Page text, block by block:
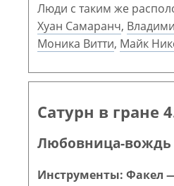
Люди с таким же
Хуан Самаранч,
Моника Витти, Майк
Сатурн в гране
Любовница-вождь
Инструменты: Факел